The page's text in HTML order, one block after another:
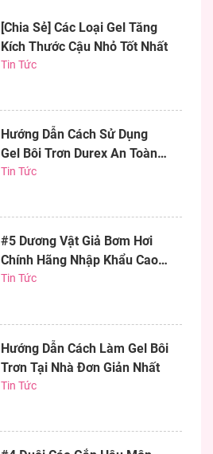
[Chia Sẻ] Các Loại Gel Tăng
Kích Thước Cậu Nhỏ Tốt Nhất
Tin Tức
Hướng Dẫn Cách Sử Dụng
Gel Bôi Trơn Durex An Toàn
Hiệu Quả
Tin Tức
#5 Dương Vật Giả Bơm Hơi
Chính Hãng Nhập Khẩu Cao
Cấp
Tin Tức
Hướng Dẫn Cách Làm Gel Bôi
Trơn Tại Nhà Đơn Giản Nhất
Tin Tức